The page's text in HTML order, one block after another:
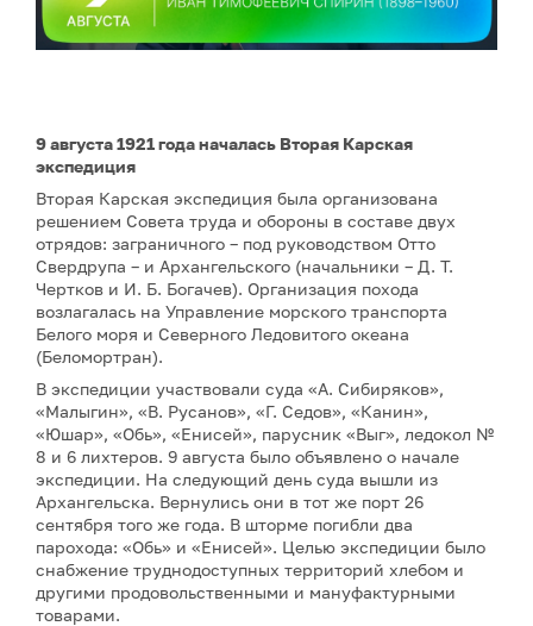
9 августа 1921 года началась Вторая Карская
экспедиция
Вторая Карская экспедиция была организована
решением Совета труда и обороны в составе двух
отрядов: заграничного – под руководством Отто
Свердрупа – и Архангельского (начальники – Д. Т.
Чертков и И. Б. Богачев). Организация похода
возлагалась на Управление морского транспорта
Белого моря и Северного Ледовитого океана
(Беломортран).
В экспедиции участвовали суда «А. Сибиряков»,
«Малыгин», «В. Русанов», «Г. Седов», «Канин»,
«Юшар», «Обь», «Енисей», парусник «Выг», ледокол №
8 и 6 лихтеров. 9 августа было объявлено о начале
экспедиции. На следующий день суда вышли из
Архангельска. Вернулись они в тот же порт 26
сентября того же года. В шторме погибли два
парохода: «Обь» и «Енисей». Целью экспедиции было
снабжение труднодоступных территорий хлебом и
другими продовольственными и мануфактурными
товарами.